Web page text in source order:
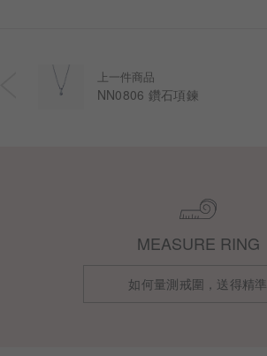
上一件商品
NN0806 鑽石項鍊
MEASURE RING
如何量測戒圍，送得精準